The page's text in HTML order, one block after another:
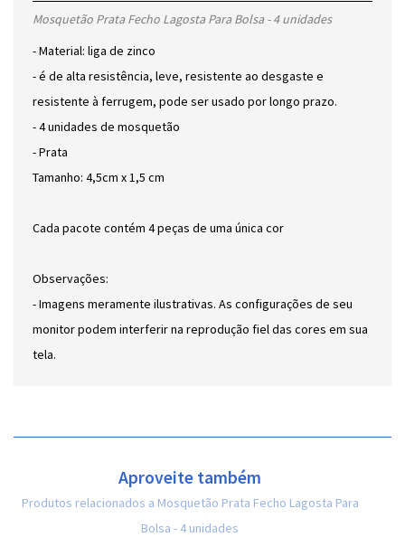
Mosquetão Prata Fecho Lagosta Para Bolsa - 4 unidades
- Material: liga de zinco
- é de alta resistência, leve, resistente ao desgaste e
resistente à ferrugem, pode ser usado por longo prazo.
- 4 unidades de mosquetão
- Prata
Tamanho: 4,5cm x 1,5 cm
Cada pacote contém 4 peças de uma única cor
Observações:
- Imagens meramente ilustrativas. As configurações de seu
monitor podem interferir na reprodução fiel das cores em sua
tela.
Aproveite também
Produtos relacionados a Mosquetão Prata Fecho Lagosta Para
Bolsa - 4 unidades